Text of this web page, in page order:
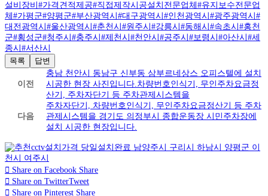
설비장비 #가격견적제공#직접제작시공설치전문업체 #유지보수전문업
체 #가평군#양평군#부산광역시 #대구광역시 #인천광역시 #광주광역시 #
대전광역시 #울산광역시 #춘천시 #원주시 #강릉시 #동해시 #속초시 #홍천
군#횡성군#청주시 #충주시 #제천시 #천안시 #공주시 #보령시 #아산시 #세
종시 #서산시
목록
답변
이전
충남 천안시 동남구 신부동 삼부르네상스 오피스텔에 설치
시공한 현장 사진입니다.차량번호인식기, 무인주차요금정
산기, 주차자단기 등 주차관제시스템을
다음
주차자단기, 차량번호인식기, 무인주차요금정산기 등 주차
관제시스템을 경기도 의정부시 종합운동장 시민주차장에
설치 시공한 현장입니다.
Share on Facebook Share
Share on TwitterTweet
Share on Pinterest Share